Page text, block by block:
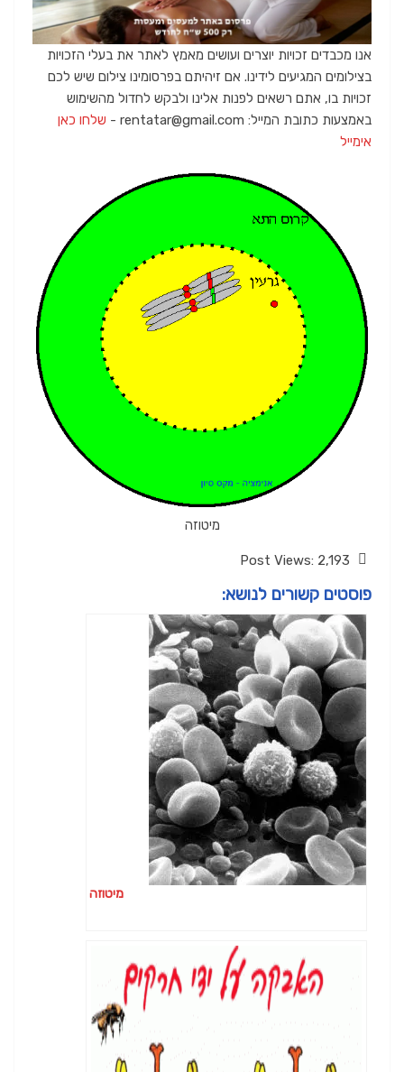
אנו מכבדים זכויות יוצרים ועושים מאמץ לאתר את בעלי הזכויות
בצילומים המגיעים לידינו. אם זיהיתם בפרסומינו צילום שיש לכם
זכויות בו, אתם רשאים לפנות אלינו ולבקש לחדול מהשימוש
באמצעות כתובת המייל: rentatar@gmail.com -
שלחו כאן
אימייל
מיטוזה
Post Views: 2,193
פוסטים קשורים לנושא:
מיטוזה